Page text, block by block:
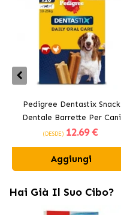
Pedigree Dentastix Snack
Dentale Barrette Per Cani
Medi 10-25 kg
(DESDE) 12.69 €
Aggiungi
Hai Già Il Suo Cibo?